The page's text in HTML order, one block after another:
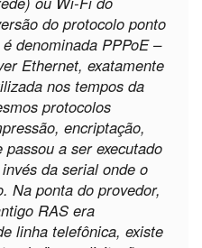
do protocolo ponto
denominada PPPoE –
Ethernet, exatamente
nos tempos da
protocolos
encriptação,
a ser executado
da serial onde o
Na ponta do provedor,
RAS era
linha telefônica, existe